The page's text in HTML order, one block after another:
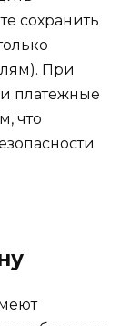
сохранить
При
платежные
что